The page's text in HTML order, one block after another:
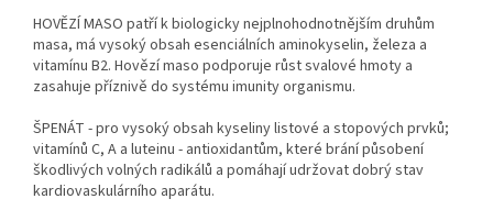
HOVĚZÍ MASO patří k biologicky nejplnohodnotnějším druhům
masa, má vysoký obsah esenciálních aminokyselin, železa a
vitamínu B2. Hovězí maso podporuje růst svalové hmoty a
zasahuje příznivě do systému imunity organismu.
ŠPENÁT - pro vysoký obsah kyseliny listové a stopových prvků;
vitamínů C, A a luteinu - antioxidantům, které brání působení
škodlivých volných radikálů a pomáhají udržovat dobrý stav
kardiovaskulárního aparátu.